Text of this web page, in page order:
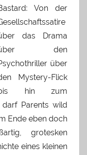
Von der
das Drama
den
über
Mystery-Flick
hin zum
darf Parents wild
Ende eben doch
grotesken
eines kleinen